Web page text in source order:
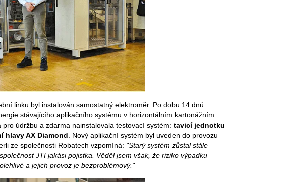
linku byl instalován samostatný elektroměr. Po dobu 14 dnů
stávajícího aplikačního systému v horizontálním kartonážním
údržbu a zdarma nainstalovala testovací systém: tavicí jednotku
hlavy AX Diamond . Nový aplikační systém byl uveden do provozu
ze společnosti Robatech vzpomíná: "Starý systém zůstal stále
JTI jakási pojistka. Věděl jsem však, že riziko výpadku
a jejich provoz je bezproblémový."